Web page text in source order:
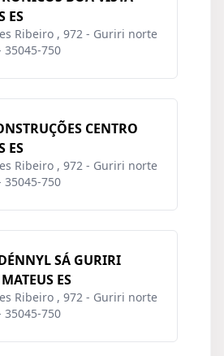
ES
Ribeiro , 972 - Guriri norte
35045-750
CENTRO
ES
Ribeiro , 972 - Guriri norte
35045-750
SÁ GURIRI
ES
Ribeiro , 972 - Guriri norte
35045-750